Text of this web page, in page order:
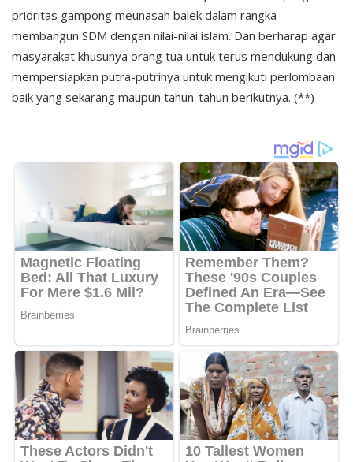
prioritas gampong meunasah balek dalam rangka
membangun SDM dengan nilai-nilai islam. Dan berharap agar
masyarakat khusunya orang tua untuk terus mendukung dan
mempersiapkan putra-putrinya untuk mengikuti perlombaan
baik yang sekarang maupun tahun-tahun berikutnya. (**)